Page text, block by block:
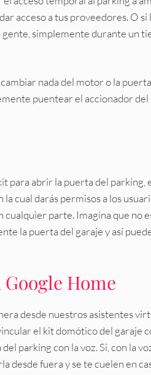
acceso a tus proveedores. O si
simplemente durante un
nada del motor o la
puentear el accionador
para abrir la puerta del parking,
cual darás permisos a los
parte. Imagina que no
la puerta del garaje y así
Home
desde nuestros asistentes
el kit domótico del garaje
parking con la voz. Si, con la
desde fuera y se te cuelen en